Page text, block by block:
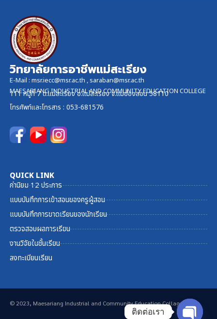
วิทยาลัยการอาชีพแม่สะเรียง
E-Mail : msr.iecc@msr.ac.th ,saraban@msr.ac.th
MAESARIANG INDUSTRIAL AND COMMUNITY EDUCATION COLLEGE
111 หมู่ที่ 7 ต.แม่สะเรียง อ.แม่สะเรียง จ.แม่ฮ่องสอน 58110
โทรศัพท์และโทรสาร : 053-681576
QUICK LINK
ค่านิยม 12 ประการ
แบบบันทึกการเข้าสอนของครูผู้สอน
แบบบันทึกการขาดเรียนของนักเรียน
ตรวจสอบผลการเรียน
งานวิจัยในชั้นเรียน
ลงทะเบียนเรียน
© 2023, Maesariang Industrial and Community Education Collage
ติดต่อเรา